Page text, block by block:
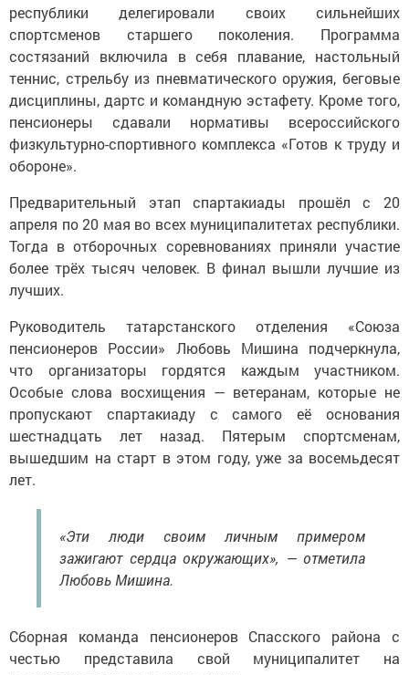
республики делегировали своих сильнейших
спортсменов старшего поколения. Программа
состязаний включила в себя плавание, настольный
теннис, стрельбу из пневматического оружия, беговые
дисциплины, дартс и командную эстафету. Кроме того,
пенсионеры сдавали нормативы всероссийского
физкультурно-спортивного комплекса «Готов к труду и
обороне».
Предварительный этап спартакиады прошёл с 20
апреля по 20 мая во всех муниципалитетах республики.
Тогда в отборочных соревнованиях приняли участие
более трёх тысяч человек. В финал вышли лучшие из
лучших.
Руководитель татарстанского отделения «Союза
пенсионеров России» Любовь Мишина подчеркнула,
что организаторы гордятся каждым участником.
Особые слова восхищения — ветеранам, которые не
пропускают спартакиаду с самого её основания
шестнадцать лет назад. Пятерым спортсменам,
вышедшим на старт в этом году, уже за восемьдесят
лет.
«Эти люди своим личным примером
зажигают сердца окружающих», — отметила
Любовь Мишина.
Сборная команда пенсионеров Спасского района с
честью представила свой муниципалитет на